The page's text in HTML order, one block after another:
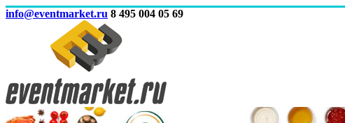
info@eventmarket.ru 8 495 004 05 69